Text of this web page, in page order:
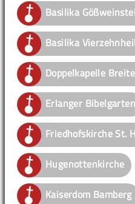
Basilika
Basilika
Doppelkapelle
Erlanger Bibelgarten
Friedhofskirche St.
Hugenottenkirche
Kaiserdom Bamberg